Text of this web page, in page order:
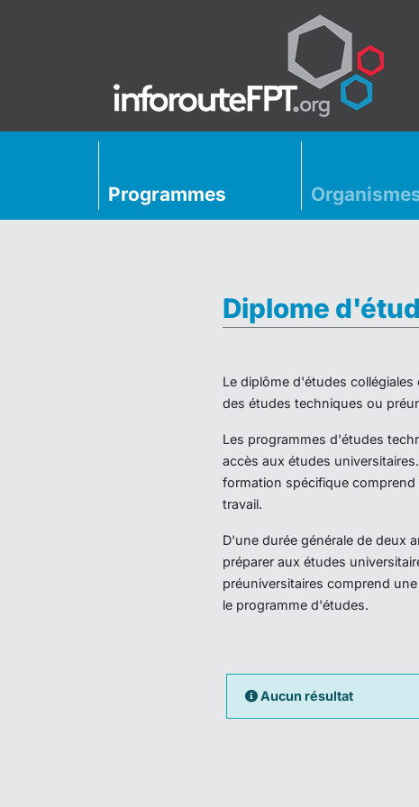
Programmes
Diplome
Le diplôme d'études
des études techniques ou
Les programmes d'études
accès aux études
formation spécifique
travail.
D'une durée générale de deux
préparer aux études
préuniversitaires comprend
le programme d'études.
Aucun résultat